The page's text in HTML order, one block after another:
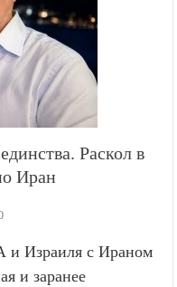
Раскол в
Иран
и Израиля с Ираном
и заранее